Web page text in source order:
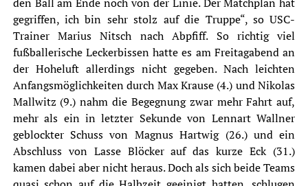
gegriffen, ich bin sehr stolz auf die Truppe“, so USC-
Trainer Marius Nitsch nach Abpfiff. So richtig viel
fußballerische Leckerbissen hatte es am Freitagabend an
der Hoheluft allerdings nicht gegeben. Nach leichten
Anfangsmöglichkeiten durch Max Krause (4.) und Nikolas
Mallwitz (9.) nahm die Begegnung zwar mehr Fahrt auf,
mehr als ein in letzter Sekunde von Lennart Wallner
geblockter Schuss von Magnus Hartwig (26.) und ein
Abschluss von Lasse Blöcker auf das kurze Eck (31.)
kamen dabei aber nicht heraus. Doch als sich beide Teams